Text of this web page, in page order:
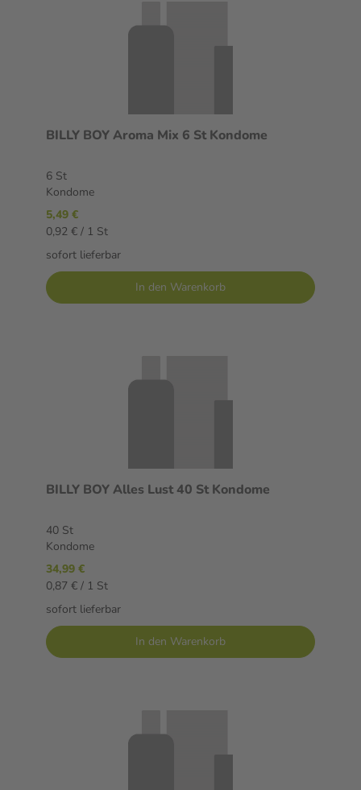
BILLY BOY Aroma Mix 6 St Kondome
6 St
Kondome
5,49 €
0,92 € / 1 St
sofort lieferbar
In den Warenkorb
BILLY BOY Alles Lust 40 St Kondome
40 St
Kondome
34,99 €
0,87 € / 1 St
sofort lieferbar
In den Warenkorb